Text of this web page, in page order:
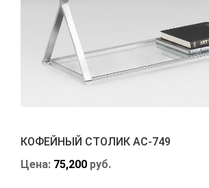
КОФЕЙНЫЙ СТОЛИК АС-749
Цена: 75,200 руб.